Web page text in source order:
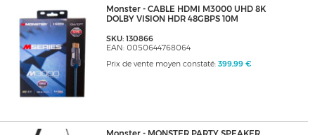
Monster - CABLE HDMI M3000 UHD 8K
DOLBY VISION HDR 48GBPS 10M
SKU: 130866
EAN: 0050644768064
Prix de vente moyen constaté: 399,99 €